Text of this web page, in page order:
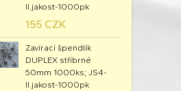
II.jakost-1000pk
155 CZK
Zavírací špendlík
DUPLEX stříbrné
50mm 1000ks; JS4-
II.jakost-1000pk